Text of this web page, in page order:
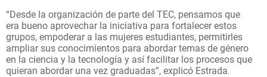
“Desde la organización de parte del TEC, pensamos que
era bueno aprovechar la iniciativa para fortalecer estos
grupos, empoderar a las mujeres estudiantes, permitirles
ampliar sus conocimientos para abordar temas de género
en la ciencia y la tecnología y así facilitar los procesos que
quieran abordar una vez graduadas”, explicó Estrada.